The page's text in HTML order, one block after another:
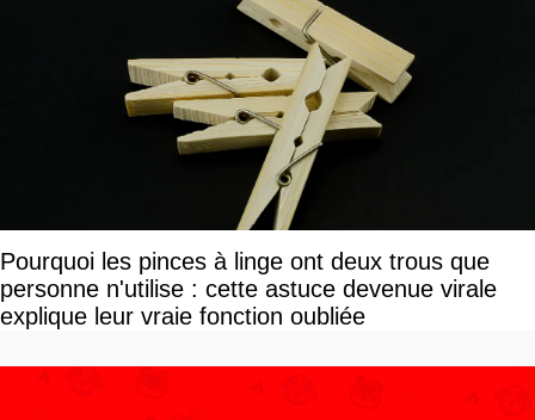
Pourquoi les pinces à linge ont deux trous que
personne n'utilise : cette astuce devenue virale
explique leur vraie fonction oubliée